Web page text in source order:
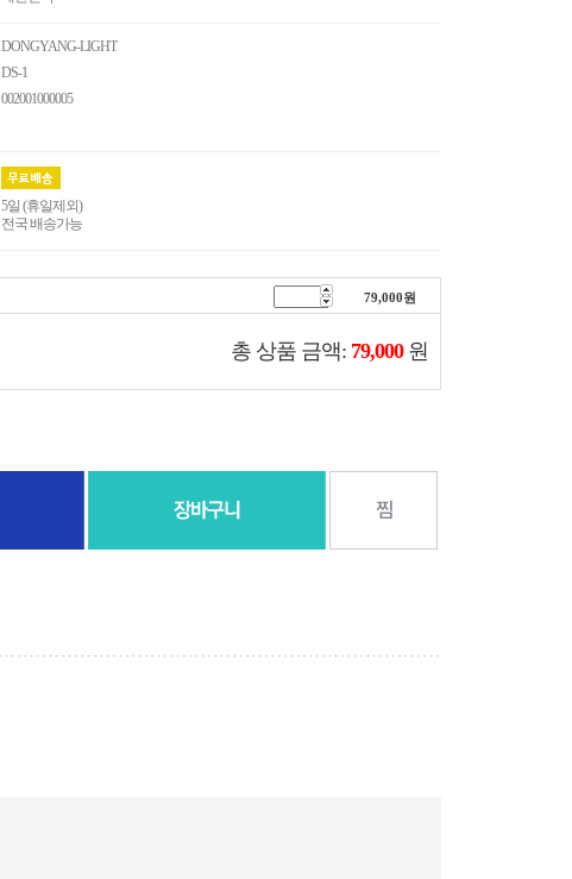
DONGYANG-LIGHT
DS-1
002001000005
5일 (휴일제외)
전국 배송가능
79,000원
총 상품 금액: 79,000 원